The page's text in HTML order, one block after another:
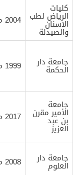
كليات
الرياض لطب
الاسنان
والصيدلة
2004 م
جامعة دار
الحكمة 1999 م
جامعة
الأمير مقرن
بن عبد
العزيز
2017 م
جامعة دار
العلوم 2008 م